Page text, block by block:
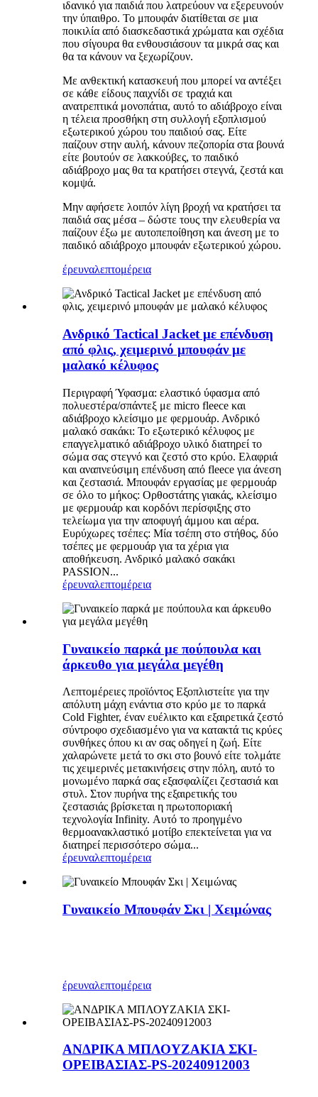
ιδανικό για παιδιά που λατρεύουν να εξερευνούν
την ύπαιθρο. Το μπουφάν διατίθεται σε μια
ποικιλία από διασκεδαστικά χρώματα και σχέδια
που σίγουρα θα ενθουσιάσουν τα μικρά σας και
θα τα κάνουν να ξεχωρίζουν.
Με ανθεκτική κατασκευή που μπορεί να αντέξει
σε κάθε είδους παιχνίδι σε τραχιά και
ανατρεπτικά μονοπάτια, αυτό το αδιάβροχο είναι
η τέλεια προσθήκη στη συλλογή εξοπλισμού
εξωτερικού χώρου του παιδιού σας. Είτε
παίζουν στην αυλή, κάνουν πεζοπορία στα βουνά
είτε βουτούν σε λακκούβες, το παιδικό
αδιάβροχο μας θα τα κρατήσει στεγνά, ζεστά και
κομψά.
Μην αφήσετε λοιπόν λίγη βροχή να κρατήσει τα
παιδιά σας μέσα – δώστε τους την ελευθερία να
παίζουν έξω με αυτοπεποίθηση και άνεση με το
παιδικό αδιάβροχο μπουφάν εξωτερικού χώρου.
έρευναλεπτομέρεια
Ανδρικό Tactical Jacket με επένδυση
από φλις, χειμερινό μπουφάν με
μαλακό κέλυφος
Περιγραφή Ύφασμα: ελαστικό ύφασμα από
πολυεστέρα/σπάντεξ με micro fleece και
αδιάβροχο κλείσιμο με φερμουάρ. Ανδρικό
μαλακό σακάκι: Το εξωτερικό κέλυφος με
επαγγελματικό αδιάβροχο υλικό διατηρεί το
σώμα σας στεγνό και ζεστό στο κρύο. Ελαφριά
και αναπνεύσιμη επένδυση από fleece για άνεση
και ζεστασιά. Μπουφάν εργασίας με φερμουάρ
σε όλο το μήκος: Ορθοστάτης γιακάς, κλείσιμο
με φερμουάρ και κορδόνι περίσφιξης στο
τελείωμα για την αποφυγή άμμου και αέρα.
Ευρύχωρες τσέπες: Μία τσέπη στο στήθος, δύο
τσέπες με φερμουάρ για τα χέρια για
αποθήκευση. Ανδρικό μαλακό σακάκι
PASSION...
έρευναλεπτομέρεια
Γυναικείο παρκά με πούπουλα και
άρκευθο για μεγάλα μεγέθη
Λεπτομέρειες προϊόντος Εξοπλιστείτε για την
απόλυτη μάχη ενάντια στο κρύο με το παρκά
Cold Fighter, έναν ευέλικτο και εξαιρετικά ζεστό
σύντροφο σχεδιασμένο για να κατακτά τις κρύες
συνθήκες όπου κι αν σας οδηγεί η ζωή. Είτε
χαλαρώνετε μετά το σκι στο βουνό είτε τολμάτε
τις χειμερινές μετακινήσεις στην πόλη, αυτό το
μονωμένο παρκά σας εξασφαλίζει ζεστασιά και
στυλ. Στον πυρήνα της εξαιρετικής του
ζεστασιάς βρίσκεται η πρωτοποριακή
τεχνολογία Infinity. Αυτό το προηγμένο
θερμοανακλαστικό μοτίβο επεκτείνεται για να
διατηρεί περισσότερο σώμα...
έρευναλεπτομέρεια
Γυναικείο Μπουφάν Σκι | Χειμώνας
έρευναλεπτομέρεια
ΑΝΔΡΙΚΑ ΜΠΛΟΥΖΑΚΙΑ ΣΚΙ-
ΟΡΕΙΒΑΣΙΑΣ-PS-20240912003